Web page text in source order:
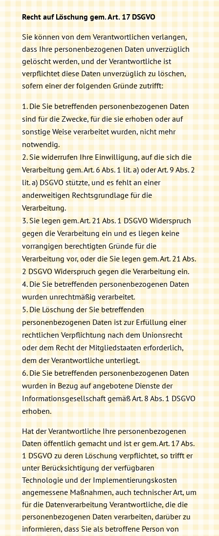
Recht auf Löschung gem. Art. 17 DSGVO
Sie können von dem Verantwortlichen verlangen,
dass Ihre personenbezogenen Daten unverzüglich
gelöscht werden, und der Verantwortliche ist
verpflichtet diese Daten unverzüglich zu löschen,
sofern einer der folgenden Gründe zutrifft:
Die Sie betreffenden personenbezogenen Daten
sind für die Zwecke, für die sie erhoben oder auf
sonstige Weise verarbeitet wurden, nicht mehr
notwendig.
Sie widerrufen Ihre Einwilligung, auf die sich die
Verarbeitung gem. Art. 6 Abs. 1 lit. a) oder Art. 9 Abs. 2
lit. a) DSGVO stützte, und es fehlt an einer
anderweitigen Rechtsgrundlage für die
Verarbeitung.
Sie legen gem. Art. 21 Abs. 1 DSGVO Widerspruch
gegen die Verarbeitung ein und es liegen keine
vorrangigen berechtigten Gründe für die
Verarbeitung vor, oder die Sie legen gem. Art. 21 Abs.
2 DSGVO Widerspruch gegen die Verarbeitung ein.
Die Sie betreffenden personenbezogenen Daten
wurden unrechtmäßig verarbeitet.
Die Löschung der Sie betreffenden
personenbezogenen Daten ist zur Erfüllung einer
rechtlichen Verpflichtung nach dem Unionsrecht
oder dem Recht der Mitgliedstaaten erforderlich,
dem der Verantwortliche unterliegt.
Die Sie betreffenden personenbezogenen Daten
wurden in Bezug auf angebotene Dienste der
Informationsgesellschaft gemäß Art. 8 Abs. 1 DSGVO
erhoben.
Hat der Verantwortliche Ihre personenbezogenen
Daten öffentlich gemacht und ist er gem. Art. 17 Abs.
1 DSGVO zu deren Löschung verpflichtet, so trifft er
unter Berücksichtigung der verfügbaren
Technologie und der Implementierungskosten
angemessene Maßnahmen, auch technischer Art, um
für die Datenverarbeitung Verantwortliche, die die
personenbezogenen Daten verarbeiten, darüber zu
informieren, dass Sie als betroffene Person von